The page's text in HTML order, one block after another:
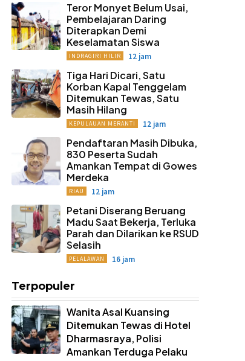
Teror Monyet Belum Usai,
Pembelajaran Daring
Diterapkan Demi
Keselamatan Siswa
INDRAGIRI HILIR 12 jam
Tiga Hari Dicari, Satu
Korban Kapal Tenggelam
Ditemukan Tewas, Satu
Masih Hilang
KEPULAUAN MERANTI 12 jam
Pendaftaran Masih Dibuka,
830 Peserta Sudah
Amankan Tempat di Gowes
Merdeka
RIAU 12 jam
Petani Diserang Beruang
Madu Saat Bekerja, Terluka
Parah dan Dilarikan ke RSUD
Selasih
PELALAWAN 16 jam
Terpopuler
Wanita Asal Kuansing
Ditemukan Tewas di Hotel
Dharmasraya, Polisi
Amankan Terduga Pelaku